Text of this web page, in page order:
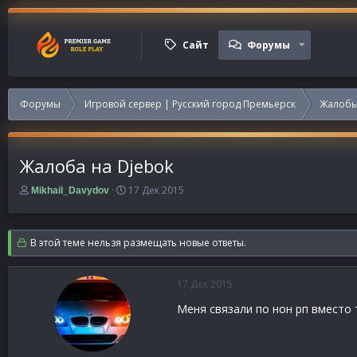
Сайт Форумы
Форумы Игровой сервер | Русский город Премьерск
Жалоба на Djebok
А
т
о
р
т
Mikhail_Davydov
Д
т
а
н
а
л
а
17 Дек 2015
В этой теме нельзя размещать новые ответы.
17 Дек 2015
Меня связали по нон рп вместо